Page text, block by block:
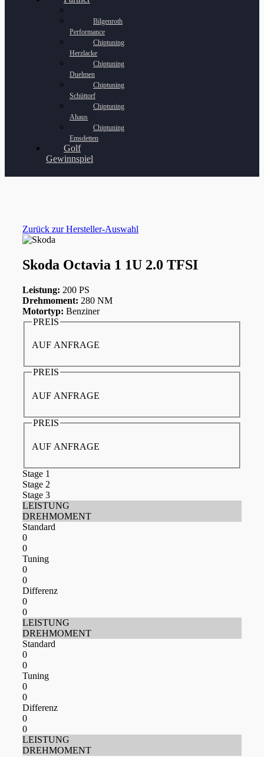
Bilgenroth
Performance
Chiptuning
Herzlacke
Chiptuning
Duelmen
Chiptuning
Schüttorf
Chiptuning
Ahaus
Chiptuning
Emsdetten
Golf
Gewinnspiel
Zurück zur Hersteller-Auswahl
Skoda Octavia 1 1U 2.0 TFSI
Leistung: 200 PS
Drehmoment: 280 NM
Motortyp: Benziner
PREIS
AUF ANFRAGE
PREIS
AUF ANFRAGE
PREIS
AUF ANFRAGE
Stage 1
Stage 2
Stage 3
LEISTUNG
DREHMOMENT
Standard
0
0
Tuning
0
0
Differenz
0
0
LEISTUNG
DREHMOMENT
Standard
0
0
Tuning
0
0
Differenz
0
0
LEISTUNG
DREHMOMENT